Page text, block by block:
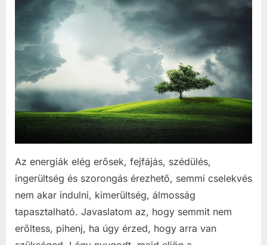
Az energiák elég erősek, fejfájás, szédülés,
ingerültség és szorongás érezhető, semmi cselekvés
nem akar indulni, kimerültség, álmosság
tapasztalható. Javaslatom az, hogy semmit nem
erőltess, pihenj, ha úgy érzed, hogy arra van